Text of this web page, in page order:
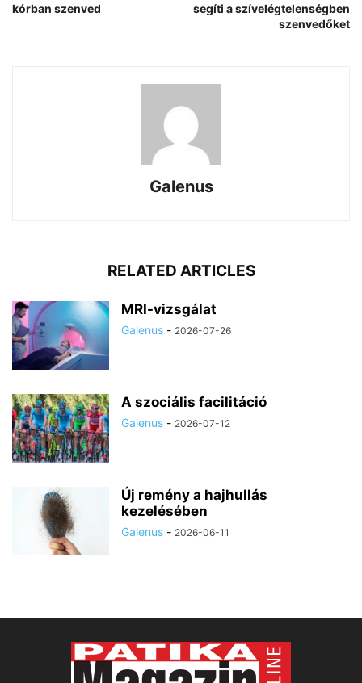
kórban szenved
segíti a szívelégtelenségben
szenvedőket
Galenus
RELATED ARTICLES
MRI-vizsgálat
Galenus - 2026-07-26
A szociális facilitáció
Galenus - 2026-07-12
Új remény a hajhullás
kezelésében
Galenus - 2026-06-11